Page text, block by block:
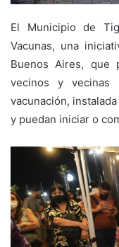
El Municipio de
Vacunas, una
Buenos Aires, que
vecinos y vecinas
vacunación,
y puedan iniciar o